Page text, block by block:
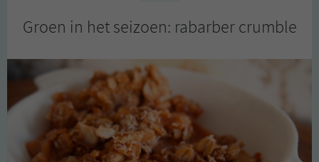
kikkererwten
koolrabi
Groen in het seizoen: rabarber crumble